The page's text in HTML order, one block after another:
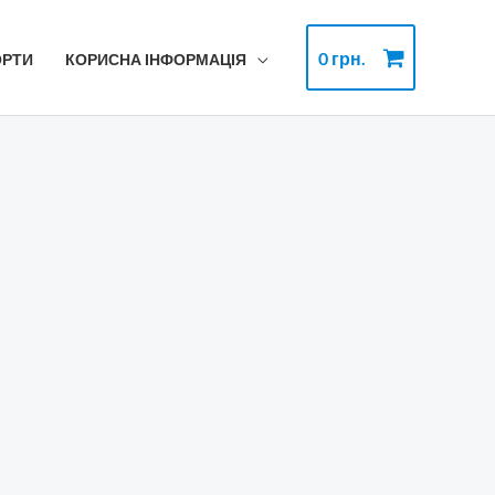
КОРИСНА ІНФОРМАЦІЯ 0 грн.